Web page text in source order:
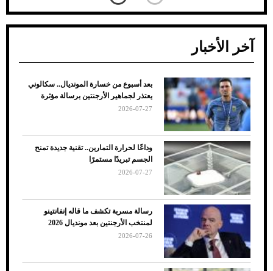
ضعف تبريد مكيف السيارة عند الوقوف.. أشهر
الأسباب والحلول
آخر الأخبار
بعد أسبوع من خسارة المونديال.. سكالوني
يعتذر لجماهير الأرجنتين برسالة مؤثرة
2026-07-27
وداعًا لحرارة التمارين.. تقنية جديدة تمنح
الجسم تبريدًا مستمرًا
2026-07-27
رسالة مسربة تكشف ما قاله إنفانتينو
لمنتخب الأرجنتين بعد مونديال 2026
2026-07-26